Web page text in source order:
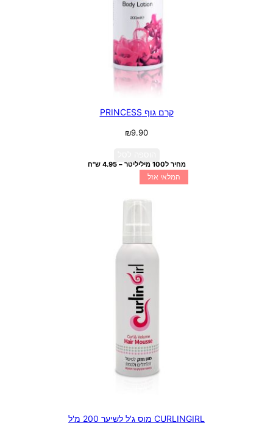
קרם גוף PRINCESS
₪9.90
מחיר ל100 מיליליטר – 4.95 ש"ח
המלאי אזל
CURLINGIRL מוס ג'ל לשיער 200 מ'ל